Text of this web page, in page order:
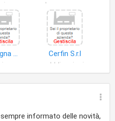
Bogogna Assicurazioni & Finanza S.a.s. di Riccardo Bogogna e C
Cerfin S.r.l
obbligazioni
informato delle novità,